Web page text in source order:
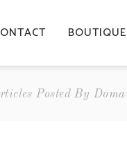
BOUTIQUE
Posted By